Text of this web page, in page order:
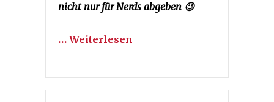
nicht nur für Nerds abgeben 😉
… Weiterlesen